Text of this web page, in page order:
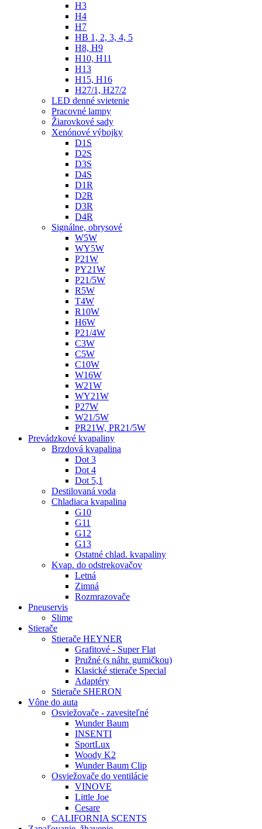
H3
H4
H7
HB 1, 2, 3, 4, 5
H8, H9
H10, H11
H13
H15, H16
H27/1, H27/2
LED denné svietenie
Pracovné lampy
Žiarovkové sady
Xenónové výbojky
D1S
D2S
D3S
D4S
D1R
D2R
D3R
D4R
Signálne, obrysové
W5W
WY5W
P21W
PY21W
P21/5W
R5W
T4W
R10W
H6W
P21/4W
C3W
C5W
C10W
W16W
W21W
WY21W
P27W
W21/5W
PR21W, PR21/5W
Prevádzkové kvapaliny
Brzdová kvapalina
Dot 3
Dot 4
Dot 5,1
Destilovaná voda
Chladiaca kvapalina
G10
G11
G12
G13
Ostatné chlad. kvapaliny
Kvap. do odstrekovačov
Letná
Zimná
Rozmrazovače
Pneuservis
Slime
Stierače
Stierače HEYNER
Grafitové - Super Flat
Pružné (s náhr. gumičkou)
Klasické stierače Special
Adaptéry
Stierače SHERON
Vône do auta
Osviežovače - zavesiteľné
Wunder Baum
INSENTI
SportLux
Woody K2
Wunder Baum Clip
Osviežovače do ventilácie
VINOVE
Little Joe
Cesare
CALIFORNIA SCENTS